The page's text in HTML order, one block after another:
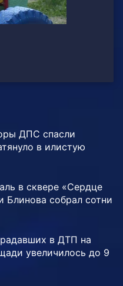
ДПС спасли
в илистую
в сквере «Сердце
собрал сотни
в ДТП на
увеличилось до 9